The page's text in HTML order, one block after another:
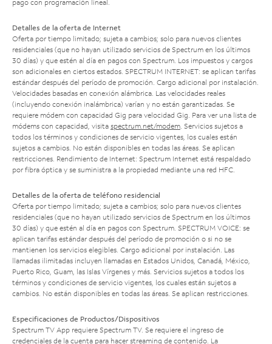
pago con programación lineal.
Detalles de la oferta de Internet
Oferta por tiempo limitado; sujeta a cambios; solo para nuevos clientes
residenciales (que no hayan utilizado servicios de Spectrum en los últimos
30 días) y que estén al día en pagos con Spectrum. Los impuestos y cargos
son adicionales en ciertos estados. SPECTRUM INTERNET: se aplican tarifas
estándar después del período de promoción. Cargo adicional por instalación.
Velocidades basadas en conexión alámbrica. Las velocidades reales
(incluyendo conexión inalámbrica) varían y no están garantizadas. Se
requiere módem con capacidad Gig para velocidad Gig. Para ver una lista de
módems con capacidad, visita spectrum.net/modem. Servicios sujetos a
todos los términos y condiciones de servicio vigentes, los cuales están
sujetos a cambios. No están disponibles en todas las áreas. Se aplican
restricciones. Rendimiento de Internet: Spectrum Internet está respaldado
por fibra óptica y se suministra a la propiedad mediante una red HFC.
Detalles de la oferta de teléfono residencial
Oferta por tiempo limitado; sujeta a cambios; solo para nuevos clientes
residenciales (que no hayan utilizado servicios de Spectrum en los últimos
30 días) y que estén al día en pagos con Spectrum. SPECTRUM VOICE: se
aplican tarifas estándar después del período de promoción o si no se
mantienen los servicios elegibles. Cargo adicional por instalación. Las
llamadas ilimitadas incluyen llamadas en Estados Unidos, Canadá, México,
Puerto Rico, Guam, las Islas Vírgenes y más. Servicios sujetos a todos los
términos y condiciones de servicio vigentes, los cuales están sujetos a
cambios. No están disponibles en todas las áreas. Se aplican restricciones.
Especificaciones de Productos/Dispositivos
Spectrum TV App requiere Spectrum TV. Se requiere el ingreso de
credenciales de la cuenta para hacer streaming de contenido. La